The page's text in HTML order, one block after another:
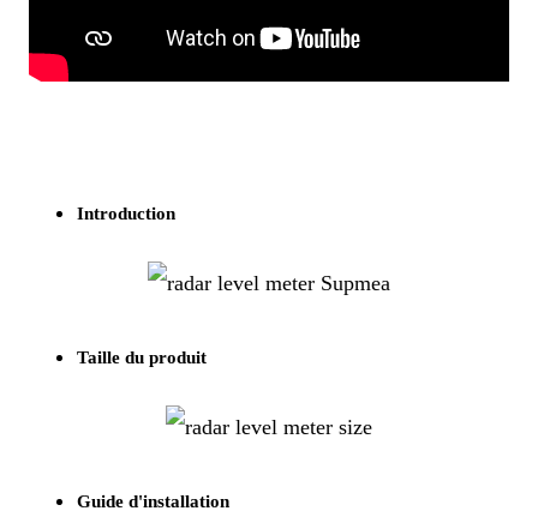
Introduction
Taille du produit
Guide d'installation